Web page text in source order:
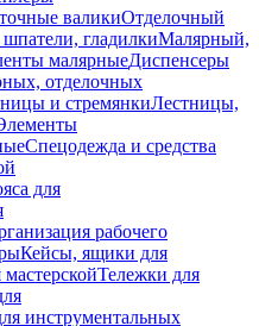
валикиОтделочный
гладилкиМалярный,
малярныеДиспенсеры
отделочных
и стремянкиЛестницы,
Спецодежда и средства
для
рабочего
Кейсы, ящики для
Тележки для
инструментальных